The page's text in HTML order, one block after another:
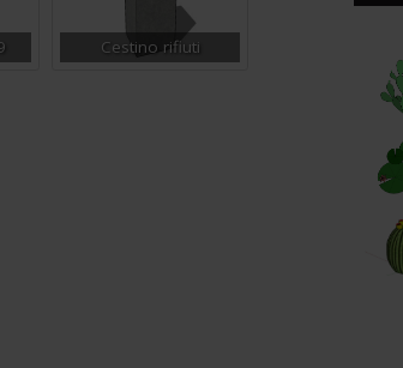
Cestino rifiuti